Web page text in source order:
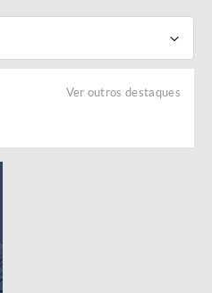
Ver outros destaques